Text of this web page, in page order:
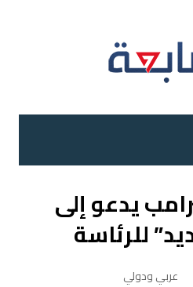
يدعو إلى
للرئاسة
عربي ودولي